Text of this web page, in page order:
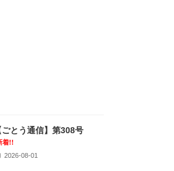
ごとう通信】第308号
着!!
2026-08-01